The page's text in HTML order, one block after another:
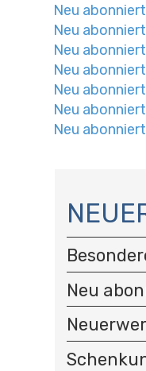
Neu
Neu
Neu
Neu
Neu
Neu
Neu
A
V
I
G
A
T
I
O
N
Neu